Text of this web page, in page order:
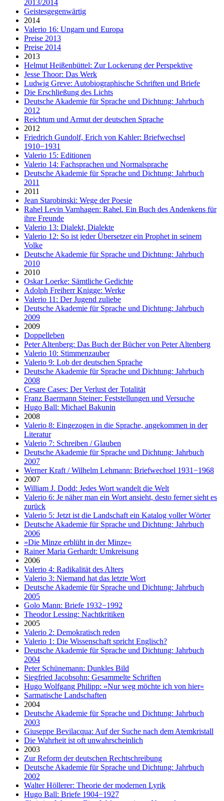
2013/2014
Geistesgegenwärtig
2014
Valerio 16: Ungarn und Europa
Preise 2013
Preise 2014
2013
Helmut Heißenbüttel: Zur Lockerung der Perspektive
Jesse Thoor: Das Werk
Ludwig Greve: Autobiographische Schriften und Briefe
Die Erschließung des Lichts
Deutsche Akademie für Sprache und Dichtung: Jahrbuch
2012
Reichtum und Armut der deutschen Sprache
2012
Friedrich Gundolf, Erich von Kahler: Briefwechsel
1910−1931
Valerio 15: Editionen
Valerio 14: Fachsprachen und Normalsprache
Deutsche Akademie für Sprache und Dichtung: Jahrbuch
2011
2011
Jean Starobinski: Wege der Poesie
Rahel Levin Varnhagen: Rahel. Ein Buch des Andenkens für
ihre Freunde
Valerio 13: Dialekt, Dialekte
Valerio 12: So ist jeder Übersetzer ein Prophet in seinem
Volke
Deutsche Akademie für Sprache und Dichtung: Jahrbuch
2010
2010
Oskar Loerke: Sämtliche Gedichte
Adolph Freiherr Knigge: Werke
Valerio 11: Der Jugend zuliebe
Deutsche Akademie für Sprache und Dichtung: Jahrbuch
2009
2009
Doppelleben
Peter Altenberg: Das Buch der Bücher von Peter Altenberg
Valerio 10: Stimmenzauber
Valerio 9: Lob der deutschen Sprache
Deutsche Akademie für Sprache und Dichtung: Jahrbuch
2008
Cesare Cases: Der Verlust der Totalität
Franz Baermann Steiner: Feststellungen und Versuche
Hugo Ball: Michael Bakunin
2008
Valerio 8: Eingezogen in die Sprache, angekommen in der
Literatur
Valerio 7: Schreiben / Glauben
Deutsche Akademie für Sprache und Dichtung: Jahrbuch
2007
Werner Kraft / Wilhelm Lehmann: Briefwechsel 1931−1968
2007
William J. Dodd: Jedes Wort wandelt die Welt
Valerio 6: Je näher man ein Wort ansieht, desto ferner sieht es
zurück
Valerio 5: Jetzt ist die Landschaft ein Katalog voller Wörter
Deutsche Akademie für Sprache und Dichtung: Jahrbuch
2006
»Die Minze erblüht in der Minze«
Rainer Maria Gerhardt: Umkreisung
2006
Valerio 4: Radikalität des Alters
Valerio 3: Niemand hat das letzte Wort
Deutsche Akademie für Sprache und Dichtung: Jahrbuch
2005
Golo Mann: Briefe 1932−1992
Theodor Lessing: Nachtkritiken
2005
Valerio 2: Demokratisch reden
Valerio 1: Die Wissenschaft spricht Englisch?
Deutsche Akademie für Sprache und Dichtung: Jahrbuch
2004
Peter Schünemann: Dunkles Bild
Siegfried Jacobsohn: Gesammelte Schriften
Hugo Wolfgang Philipp: »Nur weg möchte ich von hier«
Sarmatische Landschaften
2004
Deutsche Akademie für Sprache und Dichtung: Jahrbuch
2003
Giuseppe Bevilacqua: Auf der Suche nach dem Atemkristall
Die Wahrheit ist oft unwahrscheinlich
2003
Zur Reform der deutschen Rechtschreibung
Deutsche Akademie für Sprache und Dichtung: Jahrbuch
2002
Walter Höllerer: Theorie der modernen Lyrik
Hugo Ball: Briefe 1904−1927